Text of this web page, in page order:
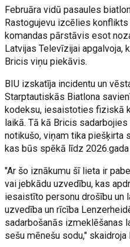
Februāra vidū pasaules
Rastogujevu izcēlies
komandas pārstāvis esot
Latvijas Televīzijai apgalvoja,
Bricis viņu piekāvis.
BIU izskatīja incidentu un
Starptautiskās Biatlona
kodeksu, iesaistoties fiziskā
laikā. Tā kā Bricis
notikušo, viņam tika piešķirta
kas būs spēkā līdz 2026.gada
"Ar šo iznākumu šī lieta ir
vai jebkādu uzvedību, kas
iesaistīto personu drošību un
uzvedība un rīcība
sadarbošanās izmeklēšanas
sešu mēnešu sodu,"